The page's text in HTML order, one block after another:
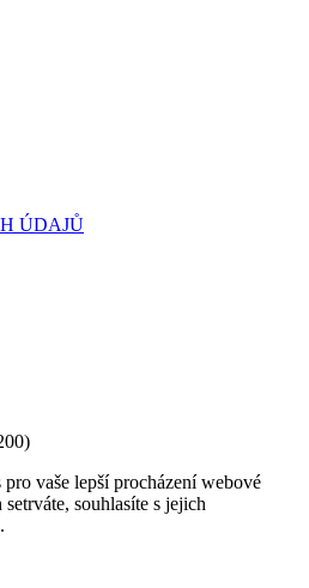
ÚDAJŮ
vaše lepší procházení webové
souhlasíte s jejich
.